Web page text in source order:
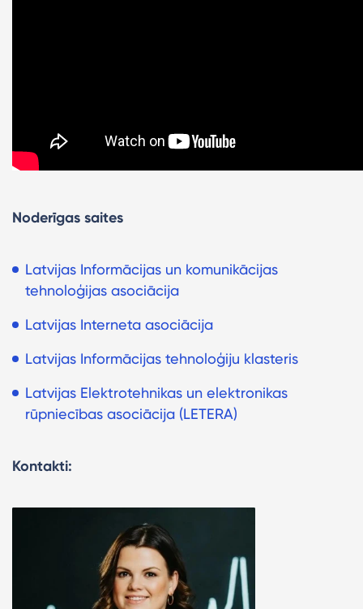
Noderīgas saites
Latvijas Informācijas un komunikācijas
tehnoloģijas asociācija
Latvijas Interneta asociācija
Latvijas Informācijas tehnoloģiju klasteris
Latvijas Elektrotehnikas un elektronikas
rūpniecības asociācija (LETERA)
Kontakti: